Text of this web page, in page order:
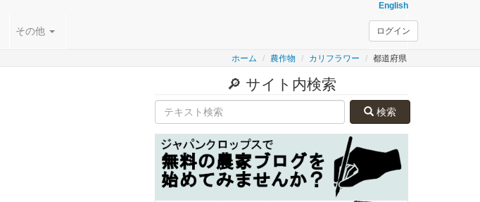
English
その他 ログイン
ホーム 農作物 カリフラワー 都道府県
🔎 サイト内検索
検索